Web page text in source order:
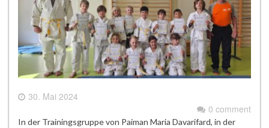
30. Mai 2024
0 comment
In der Trainingsgruppe von Paiman Maria Davarifard, in der